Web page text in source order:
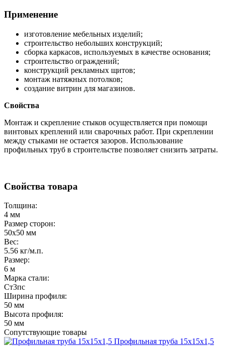
Применение
изготовление мебельных изделий;
строительство небольших конструкций;
сборка каркасов, используемых в качестве основания;
строительство ограждений;
конструкций рекламных щитов;
монтаж натяжных потолков;
создание витрин для магазинов.
Свойства
Монтаж и скрепление стыков осуществляется при помощи
винтовых креплений или сварочных работ. При скреплении
между стыками не остается зазоров. Использование
профильных труб в строительстве позволяет снизить затраты.
Свойства товара
Толщина:
4 мм
Размер сторон:
50х50 мм
Вес:
5.56 кг/м.п.
Размер:
6 м
Марка стали:
Cт3пс
Ширина профиля:
50 мм
Высота профиля:
50 мм
Сопутствующие товары
Профильная труба 15х15х1,5